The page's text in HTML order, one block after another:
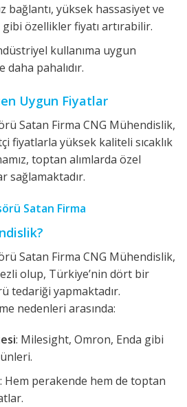
bağlantı, yüksek hassasiyet ve
gibi özellikler fiyatı artırabilir.
kullanıma uygun
pahalıdır.
Uygun Fiyatlar
Satan Firma CNG Mühendislik,
fiyatlarla yüksek kaliteli sıcaklık
toptan alımlarda özel
sağlamaktadır.
Satan Firma
Satan Firma CNG Mühendislik,
olup, Türkiye’nin dört bir
tedariği yapmaktadır.
nedenleri arasında:
: Milesight, Omron, Enda gibi
: Hem perakende hem de toptan